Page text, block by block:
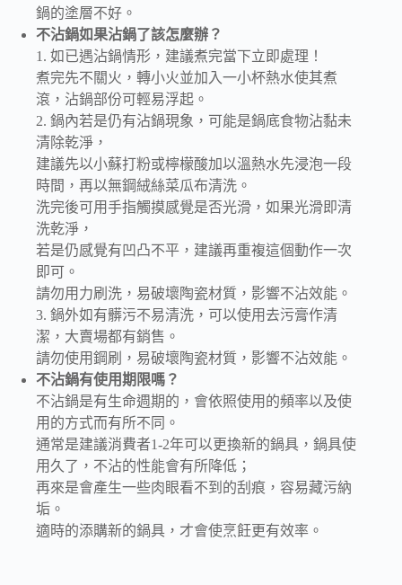
鍋的塗層不好。
不沾鍋如果沾鍋了該怎麼辦？
1. 如已遇沾鍋情形，建議煮完當下立即處理！
煮完先不關火，轉小火並加入一小杯熱水使其煮
滾，沾鍋部份可輕易浮起。
2. 鍋內若是仍有沾鍋現象，可能是鍋底食物沾黏未
清除乾淨，
建議先以小蘇打粉或檸檬酸加以溫熱水先浸泡一段
時間，再以無鋼絨絲菜瓜布清洗。
洗完後可用手指觸摸感覺是否光滑，如果光滑即清
洗乾淨，
若是仍感覺有凹凸不平，建議再重複這個動作一次
即可。
請勿用力刷洗，易破壞陶瓷材質，影響不沾效能。
3. 鍋外如有髒污不易清洗，可以使用去污膏作清
潔，大賣場都有銷售。
請勿使用鋼刷，易破壞陶瓷材質，影響不沾效能。
不沾鍋有使用期限嗎？
不沾鍋是有生命週期的，會依照使用的頻率以及使
用的方式而有所不同。
通常是建議消費者1-2年可以更換新的鍋具，鍋具使
用久了，不沾的性能會有所降低；
再來是會產生一些肉眼看不到的刮痕，容易藏污納
垢。
適時的添購新的鍋具，才會使烹飪更有效率。